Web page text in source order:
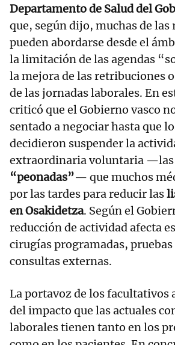
Departamento de Salud del
que, según dijo, muchas de
pueden abordarse desde el
la limitación de las agendas
la mejora de las retribuciones
de las jornadas laborales. En
criticó que el Gobierno vasco
sentado a negociar hasta que
decidieron suspender la
extraordinaria voluntaria —las
“peonadas”— que muchos
por las tardes para reducir las
en Osakidetza. Según el
reducción de actividad afecta
cirugías programadas,
consultas externas.
La portavoz de los facultativos
del impacto que las actuales
laborales tienen tanto en los